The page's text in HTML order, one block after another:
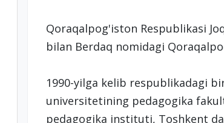
Qoraqalpog'iston Respublikasi
bilan Berdaq nomidagi
1990-yilga kelib respublikadagi
universitetining pedagogika
pedagogika instituti, Toshkent